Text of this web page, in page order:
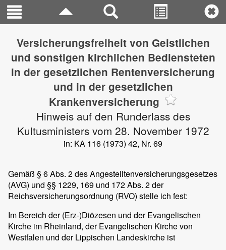
Versicherungsfreiheit von Geistlichen
und sonstigen kirchlichen Bediensteten
in der gesetzlichen Rentenversicherung
und in der gesetzlichen
Krankenversicherung
Hinweis auf den Runderlass des
Kultusministers vom 28. November 1972
in: KA 116 (1973) 42, Nr. 69
Gemäß § 6 Abs. 2 des Angestelltenversicherungsgesetzes
(AVG) und §§ 1229, 169 und 172 Abs. 2 der
Reichsversicherungsordnung (RVO) stelle ich fest:
Im Bereich der (Erz-)Diözesen und der Evangelischen
Kirche im Rheinland, der Evangelischen Kirche von
Westfalen und der Lippischen Landeskirche ist